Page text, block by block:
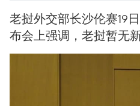
老挝外交部长沙伦赛19
布会上强调，老挝暂无